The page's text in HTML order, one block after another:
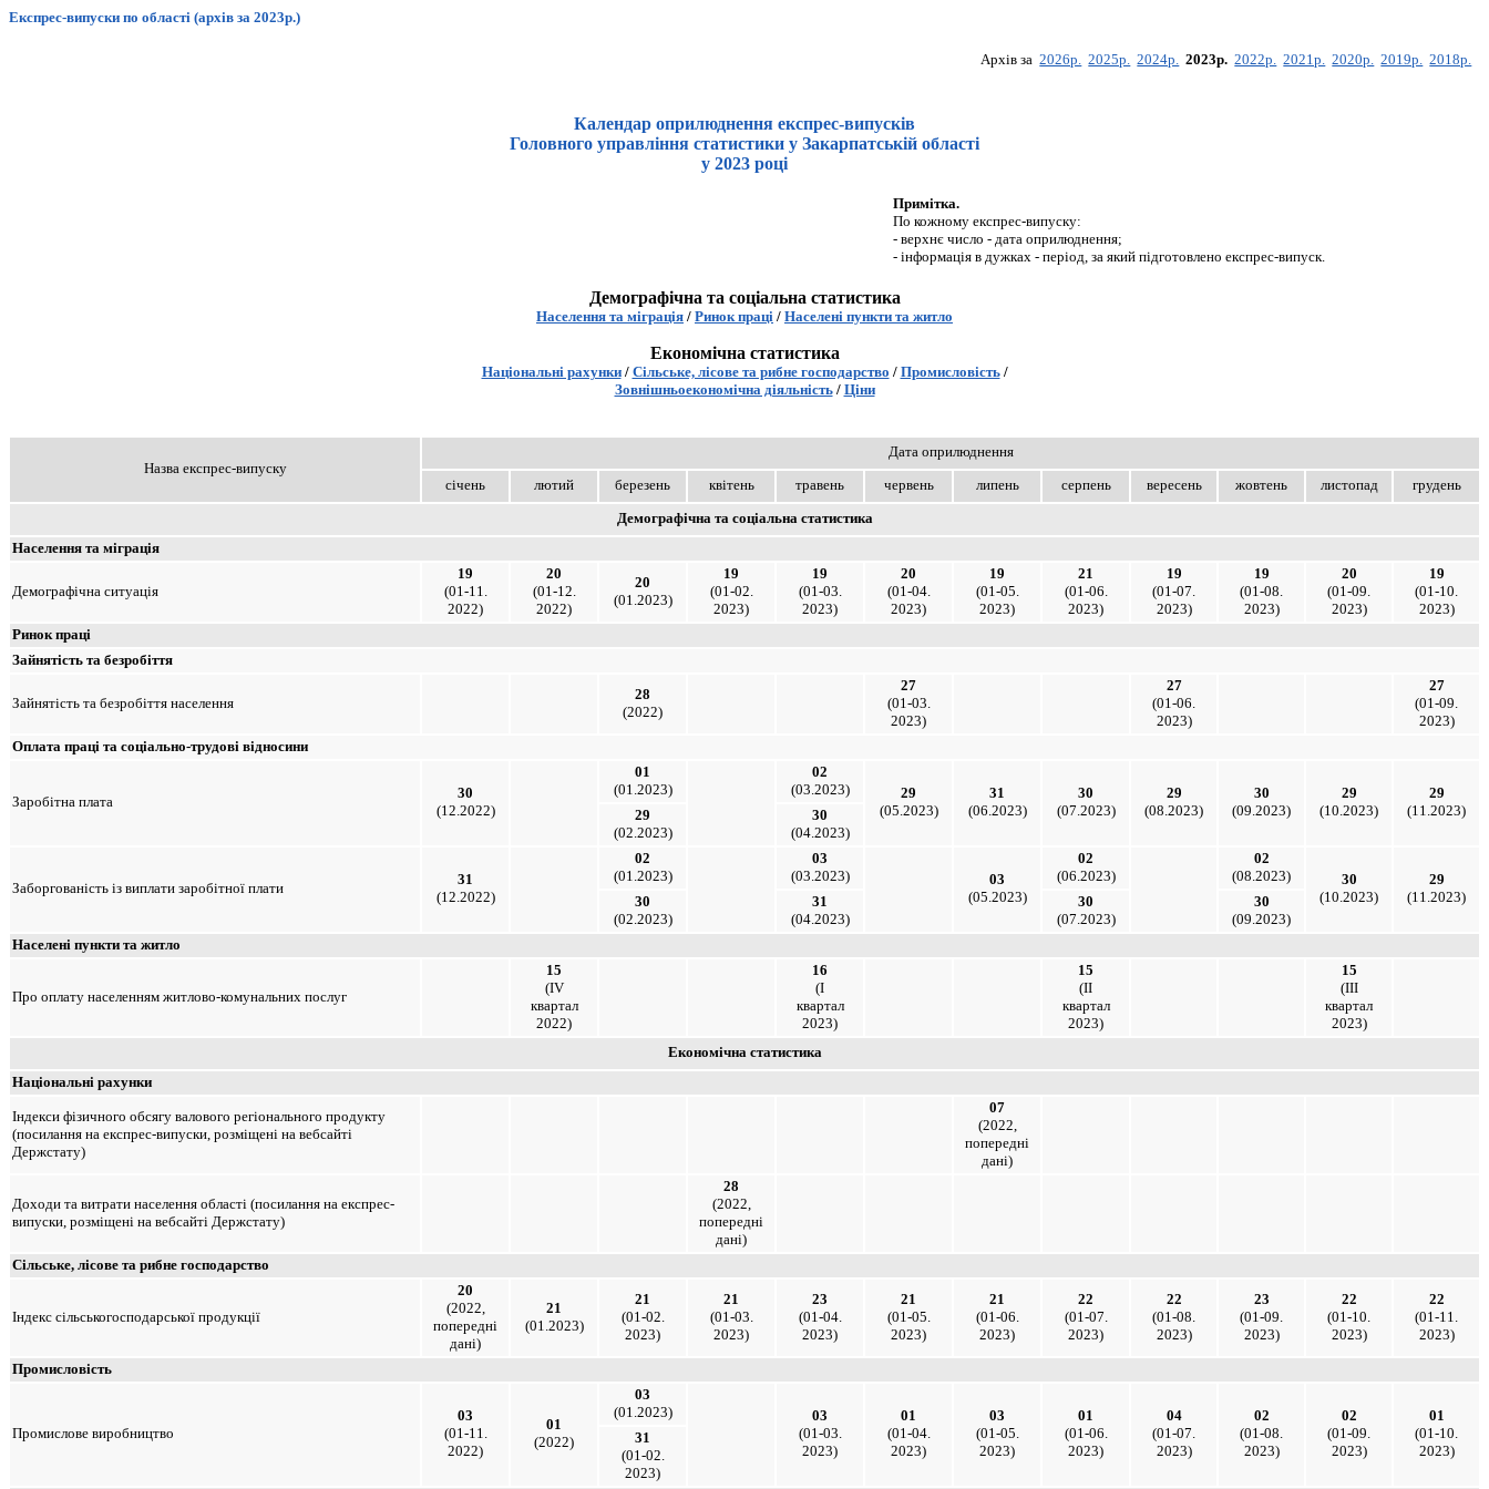
Експрес-випуски по області (архів за 2023р.)
Архів за2026р. 2025р. 2024р. 2023р. 2022р. 2021р. 2020р. 2019р. 2018р.
Календар оприлюднення експрес-випусків
Головного управління статистики у Закарпатській області
у 2023 році
Примітка.
По кожному експрес-випуску:
- верхнє число - дата оприлюднення;
- інформація в дужках - період, за який підготовлено експрес-випуск.
Демографічна та соціальна статистика
Населення та міграція / Ринок праці / Населені пункти та житло
Економічна статистика
Національні рахунки/ Сільське, лісове та рибне господарство / Промисловість/
Зовнішньоекономічна діяльність/ Ціни
Назва експрес-випуску
Дата оприлюднення
січень
лютий березень квітень травень червень липень серпень вересень жовтень листопад
грудень
Демографічна та соціальна статистика
Населення та міграція
Демографічна ситуація
19
(01-11.
2022)
20
(01-12.
2022)
20
(01.2023)
19
(01-02.
2023)
19
(01-03.
2023)
20
(01-04.
2023)
19
(01-05.
2023)
21
(01-06.
2023)
19
(01-07.
2023)
19
(01-08.
2023)
20
(01-09.
2023)
19
(01-10.
2023)
Ринок праці
Зайнятість та безробіття
Зайнятість та безробіття населення
28
(2022)
27
(01-03.
2023)
27
(01-06.
2023)
27
(01-09.
2023)
Оплата праці та соціально-трудові відносини
Заробітна плата
30
(12.2022)
01
(01.2023)
02
(03.2023)
29
(05.2023)
31
(06.2023)
30
(07.2023)
29
(08.2023)
30
(09.2023)
29
(10.2023)
29
(11.2023)
29
(02.2023)
30
(04.2023)
Заборгованість із виплати заробітної плати
31
(12.2022)
02
(01.2023)
03
(03.2023)
03
(05.2023)
02
(06.2023)
02
(08.2023)
30
(10.2023)
29
(11.2023)
30
(02.2023)
31
(04.2023)
30
(07.2023)
30
(09.2023)
Населені пункти та житло
Про оплату населенням житлово-комунальних послуг
15
(ІV
квартал
2022)
16
(І
квартал
2023)
15
(ІІ
квартал
2023)
15
(ІІІ
квартал
2023)
Економічна статистика
Національні рахунки
Індекси фізичного обсягу валового регіонального продукту
(посилання на експрес-випуски, розміщені на вебсайті
Держстату)
07
(2022,
попередні
дані)
Доходи та витрати населення області (посилання на експрес-
випуски, розміщені на вебсайті Держстату)
28
(2022,
попередні
дані)
Сільське, лісове та рибне господарство
Індекс сільськогосподарської продукції
20
(2022,
попередні
дані)
21
(01.2023)
21
(01-02.
2023)
21
(01-03.
2023)
23
(01-04.
2023)
21
(01-05.
2023)
21
(01-06.
2023)
22
(01-07.
2023)
22
(01-08.
2023)
23
(01-09.
2023)
22
(01-10.
2023)
22
(01-11.
2023)
Промисловість
Промислове виробництво
03
(01-11.
2022)
01
(2022)
03
(01.2023)
03
(01-03.
2023)
01
(01-04.
2023)
03
(01-05.
2023)
01
(01-06.
2023)
04
(01-07.
2023)
02
(01-08.
2023)
02
(01-09.
2023)
01
(01-10.
2023)
31
(01-02.
2023)